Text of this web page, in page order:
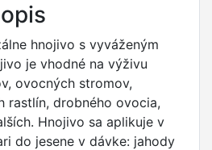
hnojivo s vyváženým
je vhodné na výživu
ovocných stromov,
rastlín, drobného ovocia,
Hnojivo sa aplikuje v
do jesene v dávke: jahody